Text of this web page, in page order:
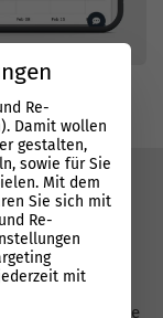
Mit der
in Google
Re-
Damit wollen
gestalten,
sowie für Sie
Mit dem
Sie sich mit
Re-
mit